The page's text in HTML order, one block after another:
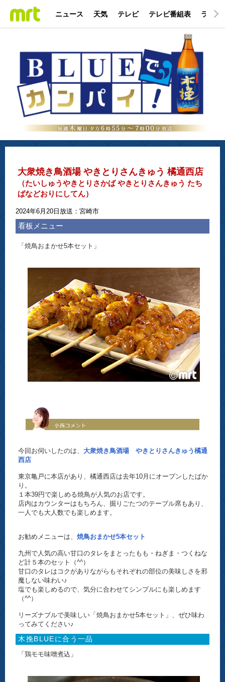
ニュース 天気 テレビ テレビ番組表 ラジオ
大衆焼き鳥酒場 やきとりさんきゅう 橘通西店
（たいしゅうやきとりさかば やきとりさんきゅう たち
ばなどおりにしてん）
2024年6月20日放送：宮崎市
看板メニュー
「焼鳥おまかせ5本セット」
今回お伺いしたのは、大衆焼き鳥酒場 やきとりさんきゅう橘通
西店
東京亀戸に本店があり、橘通西店は去年10月にオープンしたばか
り。
１本39円で楽しめる焼鳥が人気のお店です。
店内はカウンターはもちろん、掘りごたつのテーブル席もあり、
一人でも大人数でも楽しめます。
お勧めメニューは、焼鳥おまかせ5本セット
九州で人気の高い甘口のタレをまとったもも・ねぎま・つくねな
ど計５本のセット（^^）
甘口のタレはコクがありながらもそれぞれの部位の美味しさを邪
魔しない味わい♪
塩でも楽しめるので、気分に合わせてシンプルにも楽しめます
（^^）
リーズナブルで美味しい「焼鳥おまかせ5本セット」、ぜひ味わ
ってみてください♪
木挽BLUEに合う一品
「鶏モモ味噌煮込」